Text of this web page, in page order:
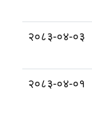
२०८३-०४-०३
२०८३-०४-०१